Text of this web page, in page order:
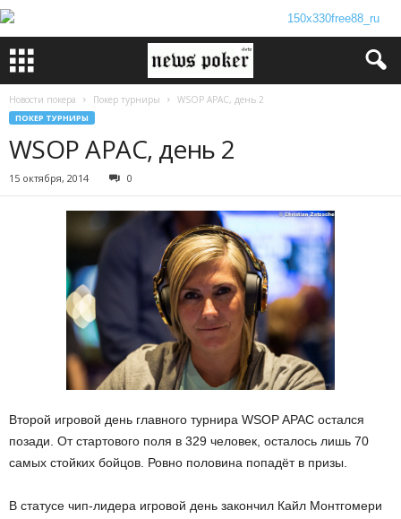
Новости покера Покер турниры WSOP APAC, день 2
ПОКЕР ТУРНИРЫ
WSOP APAC, день 2
15 октября, 2014 0
Второй игровой день главного турнира WSOP APAC остался
позади. От стартового поля в 329 человек, осталось лишь 70
самых стойких бойцов. Ровно половина попадёт в призы.
В статусе чип-лидера игровой день закончил Кайл Монтгомери